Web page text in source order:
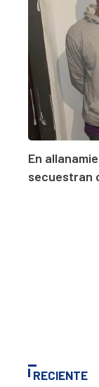
En
secuestran
RECIENTE